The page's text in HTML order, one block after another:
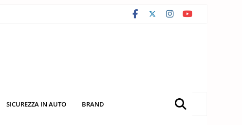
SICUREZZA IN AUTO BRAND